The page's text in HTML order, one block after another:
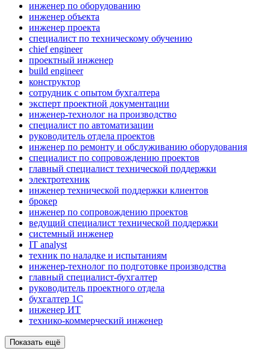
инженер по оборудованию
инженер объекта
инженер проекта
специалист по техническому обучению
chief engineer
проектный инженер
build engineer
конструктор
сотрудник с опытом бухгалтера
эксперт проектной документации
инженер-технолог на производство
специалист по автоматизации
руководитель отдела проектов
инженер по ремонту и обслуживанию оборудования
специалист по сопровождению проектов
главный специалист технической поддержки
электротехник
инженер технической поддержки клиентов
брокер
инженер по сопровождению проектов
ведущий специалист технической поддержки
системный инженер
IT analyst
техник по наладке и испытаниям
инженер-технолог по подготовке производства
главный специалист-бухгалтер
руководитель проектного отдела
бухгалтер 1C
инженер ИТ
технико-коммерческий инженер
Показать ещё